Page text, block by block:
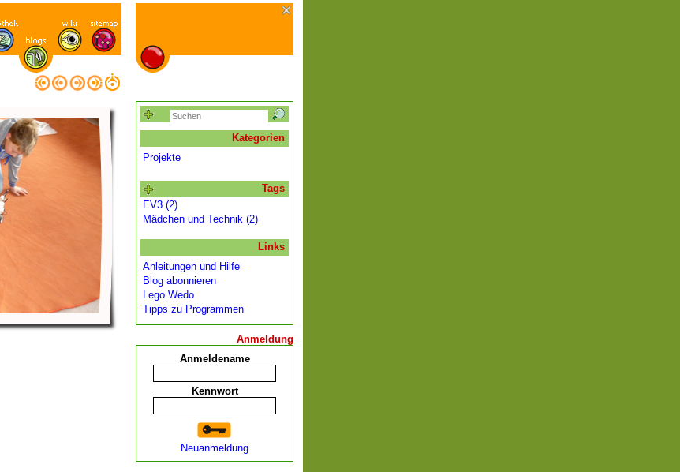
Kategorien
Projekte
Tags
EV3 (2)
Mädchen und Technik (2)
Links
Anleitungen und Hilfe
Blog abonnieren
Lego Wedo
Tipps zu Programmen
Anmeldung
Anmeldename
Kennwort
Neuanmeldung